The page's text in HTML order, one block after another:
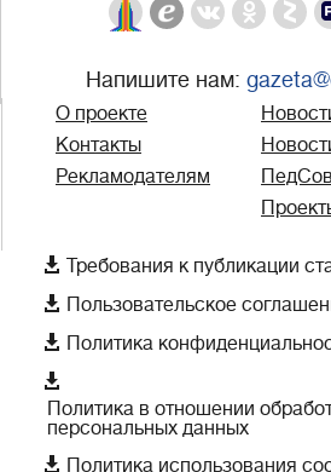
Напишите нам:
О проекте
Контакты
Рекламодателям
 Требования к публикации
 Пользовательское
 Политика

Политика в отношении
персональных данных
 Политика использования